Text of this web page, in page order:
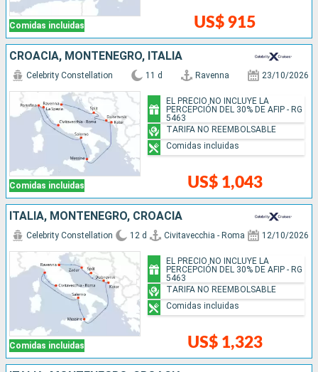
Comidas incluidas US$ 915
CROACIA, MONTENEGRO, ITALIA
Comidas incluidas
Celebrity Constellation 11 d Ravenna 23/10/2026
US$ 1,043
EL PRECIO NO INCLUYE LA
PERCEPCIÓN DEL 30% DE AFIP - RG
5463
TARIFA NO REEMBOLSABLE
Comidas incluidas
ITALIA, MONTENEGRO, CROACIA
Comidas incluidas
Celebrity Constellation 12 d Civitavecchia - Roma 12/10/2026
US$ 1,323
EL PRECIO NO INCLUYE LA
PERCEPCIÓN DEL 30% DE AFIP - RG
5463
TARIFA NO REEMBOLSABLE
Comidas incluidas